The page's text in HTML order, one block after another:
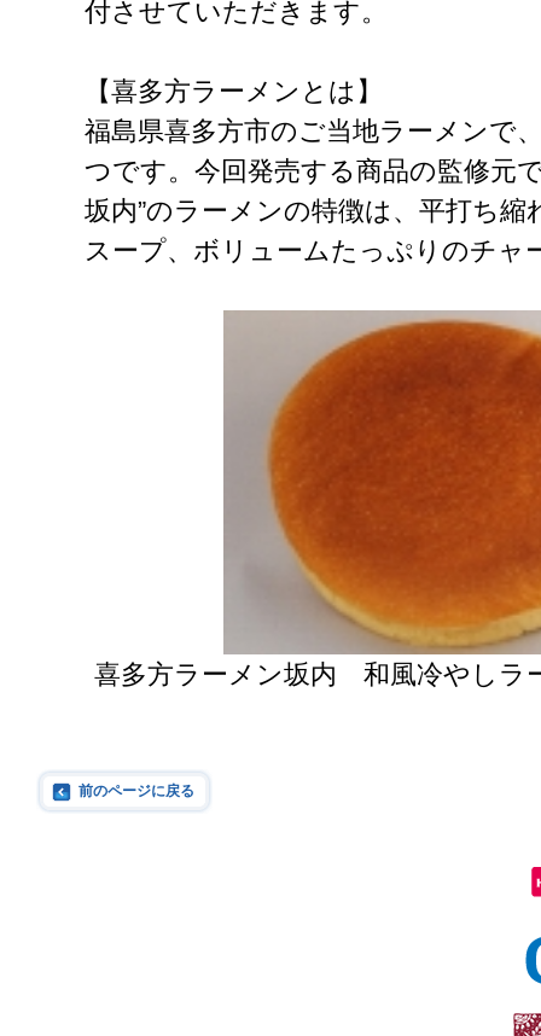
付させていただきます。
【喜多方ラーメンとは】
福島県喜多方市のご当地ラーメンで
つです。今回発売する商品の監修元
坂内”のラーメンの特徴は、平打ち縮
スープ、ボリュームたっぷりのチャ
喜多方ラーメン坂内 和風冷やしラ
前のページに戻る